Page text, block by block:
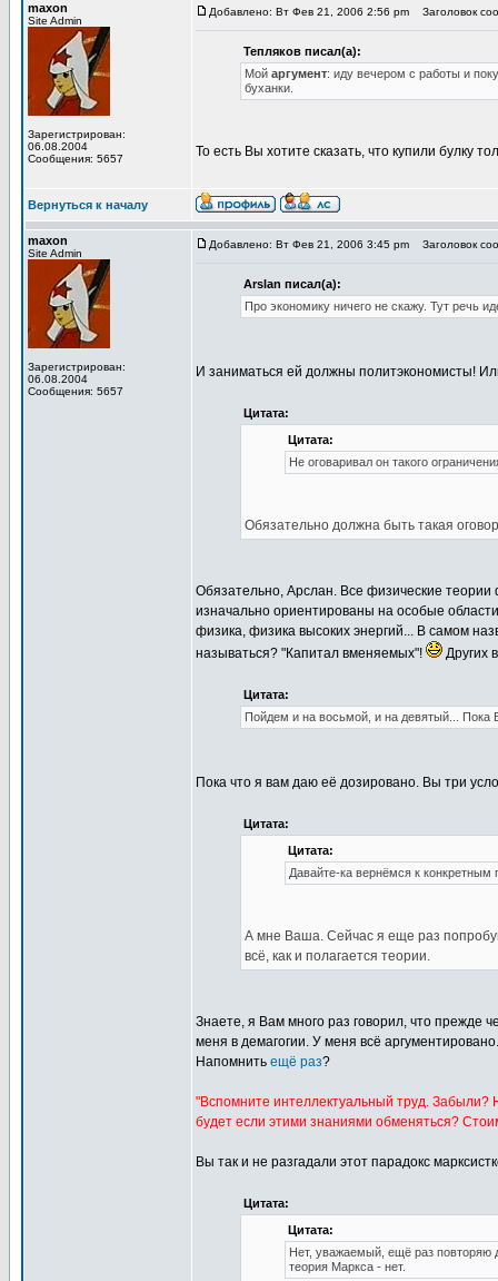
maxon
Site Admin
Зарегистрирован:
06.08.2004
Сообщения: 5657
Добавлено: Вт Фев 21, 2006 2:56 pm Заголовок
Тепляков писал(а):
Мой аргумент: иду вечером с работы и
буханки.
То есть Вы хотите сказать, что купили булку
Вернуться к началу
maxon
Site Admin
Зарегистрирован:
06.08.2004
Сообщения: 5657
Добавлено: Вт Фев 21, 2006 3:45 pm Заголовок
Arslan писал(а):
Про экономику ничего не скажу. Тут речь
И заниматься ей должны политэкономисты!
Цитата:
Цитата:
Не оговаривал он такого
Обязательно должна быть такая
Обязательно, Арслан. Все физические
изначально ориентированы на особые
физика, физика высоких энергий... В самом
называться? "Капитал вменяемых"!
Других
Цитата:
Пойдем и на восьмой, и на девятый... Пока
Пока что я вам даю её дозировано. Вы три
Цитата:
Цитата:
Давайте-ка вернёмся к
А мне Ваша. Сейчас я еще раз
всё, как и полагается теории.
Знаете, я Вам много раз говорил, что прежде
меня в демагогии. У меня всё
Напомнить ещё раз?
"Вспомните интеллектуальный труд. Забыли?
будет если этими знаниями обменяться?
Вы так и не разгадали этот парадокс
Цитата:
Цитата:
Нет, уважаемый, ещё раз повторяю
теория Маркса - нет.